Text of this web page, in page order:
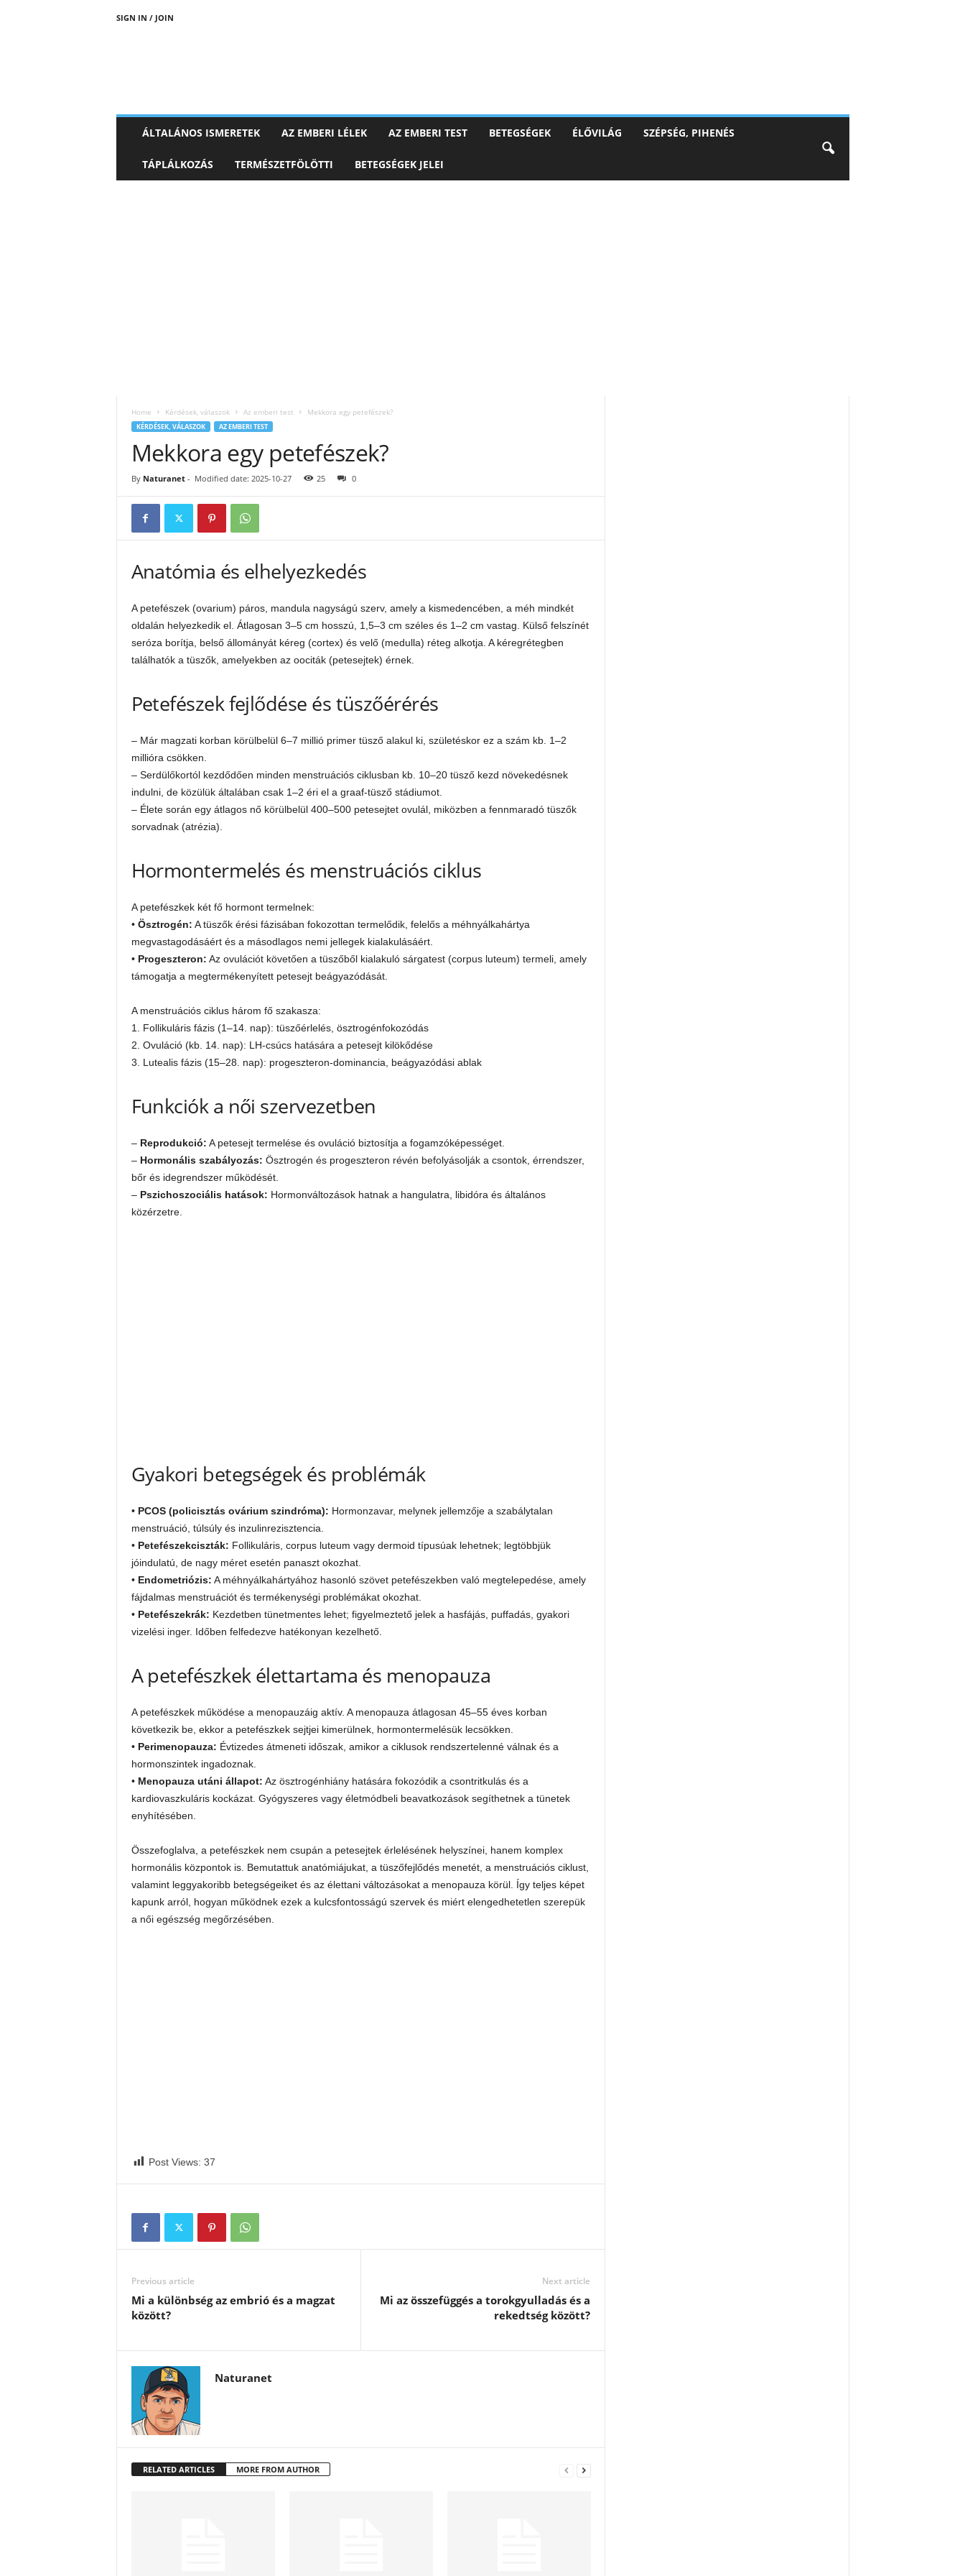
SIGN IN / JOIN
ÁLTALÁNOS ISMERETEK AZ EMBERI LÉLEK AZ EMBERI TEST BETEGSÉGEK ÉLŐVILÁG SZÉPSÉG, PIHENÉS
TÁPLÁLKOZÁS TERMÉSZETFÖLÖTTI BETEGSÉGEK JELEI
Home Kérdések, válaszok Az emberi test Mekkora egy petefészek?
KÉRDÉSEK, VÁLASZOK AZ EMBERI TEST
Mekkora egy petefészek?
By Naturanet- Modified date: 2025-10-27 25 0
Anatómia és elhelyezkedés
A petefészek (ovarium) páros, mandula nagyságú szerv, amely a kismedencében, a méh mindkét
oldalán helyezkedik el. Átlagosan 3–5 cm hosszú, 1,5–3 cm széles és 1–2 cm vastag. Külső felszínét
seróza borítja, belső állományát kéreg (cortex) és velő (medulla) réteg alkotja. A kéregrétegben
találhatók a tüszők, amelyekben az oociták (petesejtek) érnek.
Petefészek fejlődése és tüszőérérés
– Már magzati korban körülbelül 6–7 millió primer tüsző alakul ki, születéskor ez a szám kb. 1–2
millióra csökken.
– Serdülőkortól kezdődően minden menstruációs ciklusban kb. 10–20 tüsző kezd növekedésnek
indulni, de közülük általában csak 1–2 éri el a graaf-tüsző stádiumot.
– Élete során egy átlagos nő körülbelül 400–500 petesejtet ovulál, miközben a fennmaradó tüszők
sorvadnak (atrézia).
Hormontermelés és menstruációs ciklus
A petefészkek két fő hormont termelnek:
• Ösztrogén: A tüszők érési fázisában fokozottan termelődik, felelős a méhnyálkahártya
megvastagodásáért és a másodlagos nemi jellegek kialakulásáért.
• Progeszteron: Az ovulációt követően a tüszőből kialakuló sárgatest (corpus luteum) termeli, amely
támogatja a megtermékenyített petesejt beágyazódását.
A menstruációs ciklus három fő szakasza:
1. Follikuláris fázis (1–14. nap): tüszőérlelés, ösztrogénfokozódás
2. Ovuláció (kb. 14. nap): LH-csúcs hatására a petesejt kilökődése
3. Lutealis fázis (15–28. nap): progeszteron-dominancia, beágyazódási ablak
Funkciók a női szervezetben
– Reprodukció: A petesejt termelése és ovuláció biztosítja a fogamzóképességet.
– Hormonális szabályozás: Ösztrogén és progeszteron révén befolyásolják a csontok, érrendszer,
bőr és idegrendszer működését.
– Pszichoszociális hatások: Hormonváltozások hatnak a hangulatra, libidóra és általános
közérzetre.
Gyakori betegségek és problémák
• PCOS (policisztás ovárium szindróma): Hormonzavar, melynek jellemzője a szabálytalan
menstruáció, túlsúly és inzulinrezisztencia.
• Petefészekciszták: Follikuláris, corpus luteum vagy dermoid típusúak lehetnek; legtöbbjük
jóindulatú, de nagy méret esetén panaszt okozhat.
• Endometriózis: A méhnyálkahártyához hasonló szövet petefészekben való megtelepedése, amely
fájdalmas menstruációt és termékenységi problémákat okozhat.
• Petefészekrák: Kezdetben tünetmentes lehet; figyelmeztető jelek a hasfájás, puffadás, gyakori
vizelési inger. Időben felfedezve hatékonyan kezelhető.
A petefészkek élettartama és menopauza
A petefészkek működése a menopauzáig aktív. A menopauza átlagosan 45–55 éves korban
következik be, ekkor a petefészkek sejtjei kimerülnek, hormontermelésük lecsökken.
• Perimenopauza: Évtizedes átmeneti időszak, amikor a ciklusok rendszertelenné válnak és a
hormonszintek ingadoznak.
• Menopauza utáni állapot: Az ösztrogénhiány hatására fokozódik a csontritkulás és a
kardiovaszkuláris kockázat. Gyógyszeres vagy életmódbeli beavatkozások segíthetnek a tünetek
enyhítésében.
Összefoglalva, a petefészkek nem csupán a petesejtek érlelésének helyszínei, hanem komplex
hormonális központok is. Bemutattuk anatómiájukat, a tüszőfejlődés menetét, a menstruációs ciklust,
valamint leggyakoribb betegségeiket és az élettani változásokat a menopauza körül. Így teljes képet
kapunk arról, hogyan működnek ezek a kulcsfontosságú szervek és miért elengedhetetlen szerepük
a női egészség megőrzésében.
Post Views: 37
Previous article
Mi a különbség az embrió és a magzat
között?
Next article
Mi az összefüggés a torokgyulladás és a
rekedtség között?
Naturanet
RELATED ARTICLES MORE FROM AUTHOR